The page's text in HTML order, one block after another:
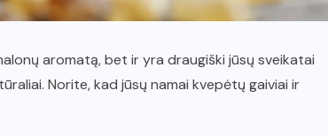
aromatą, bet ir yra draugiški jūsų sveikatai
Norite, kad jūsų namai kvepėtų gaiviai ir